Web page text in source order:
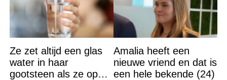
Ze zet altijd een glas
water in haar
gootsteen als ze op
Amalia heeft een
nieuwe vriend en dat is
een hele bekende (24)